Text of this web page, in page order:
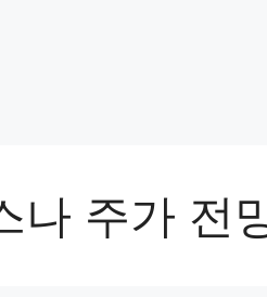
나 주가 전